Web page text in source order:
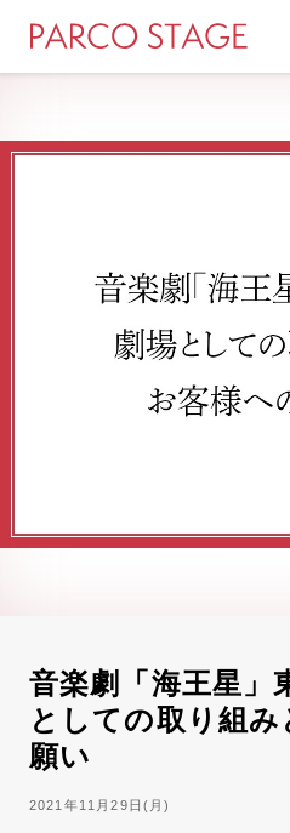
音楽劇「海王星
としての取り組
願い
2021年11月29日(月)